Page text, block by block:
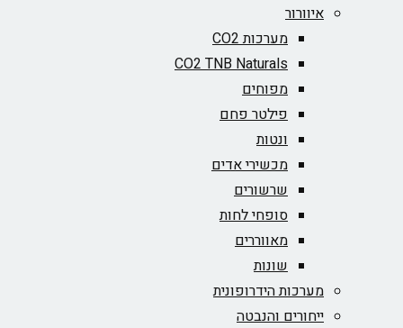
איוורור
מערכות CO2
CO2 TNB Naturals
מפוחים
פילטר פחם
ונטות
מכשירי אדים
שרשורים
סופחי לחות
מאווררים
שונות
מערכות הידרופונית
ייחורים והנבטה